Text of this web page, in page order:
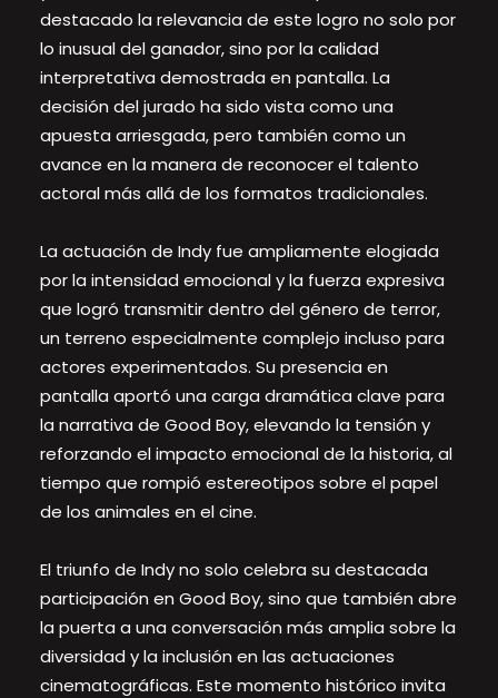
destacado la relevancia de este logro no solo por
lo inusual del ganador, sino por la calidad
interpretativa demostrada en pantalla. La
decisión del jurado ha sido vista como una
apuesta arriesgada, pero también como un
avance en la manera de reconocer el talento
actoral más allá de los formatos tradicionales.
La actuación de Indy fue ampliamente elogiada
por la intensidad emocional y la fuerza expresiva
que logró transmitir dentro del género de terror,
un terreno especialmente complejo incluso para
actores experimentados. Su presencia en
pantalla aportó una carga dramática clave para
la narrativa de Good Boy, elevando la tensión y
reforzando el impacto emocional de la historia, al
tiempo que rompió estereotipos sobre el papel
de los animales en el cine.
El triunfo de Indy no solo celebra su destacada
participación en Good Boy, sino que también abre
la puerta a una conversación más amplia sobre la
diversidad y la inclusión en las actuaciones
cinematográficas. Este momento histórico invita